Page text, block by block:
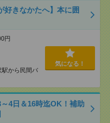
好きなかたへ】本に囲
円
駅から民間バ
気になる！
4日＆16時迄OK！補助